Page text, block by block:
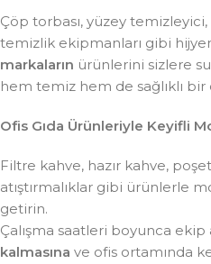
Çöp torbası, yüzey
temizlik ekipmanları gibi
markaların ürünlerini sizlere
hem temiz hem de sağlıklı
Ofis Gıda Ürünleriyle Keyifli
Filtre kahve, hazır kahve,
atıştırmalıklar gibi ürünlerle
getirin.
Çalışma saatleri boyunca ekip
kalmasına ve ofis ortamında